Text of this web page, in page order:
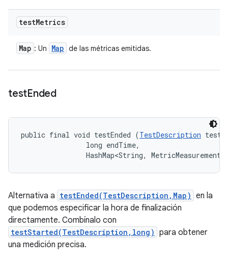
testMetrics
Map : Un Map de las métricas emitidas.
testEnded
public final void testEnded (TestDescription
                long endTime,
HashMap<String,
Alternativa a testEnded(TestDescription,Map) en la
que podemos especificar la hora de finalización
directamente. Combínalo con
testStarted(TestDescription,long) para obtener
una medición precisa.